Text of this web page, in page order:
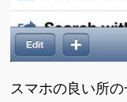
スマホの良い所